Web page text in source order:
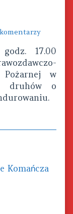
do
17.00
Pożarnej w
druhów o
Komańcza